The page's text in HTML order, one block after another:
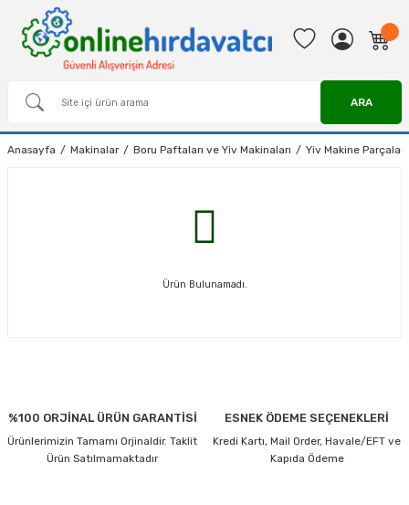
ARA
Anasayfa Makinalar Boru Paftaları ve Yiv Makinaları Yiv Makine Parçaları
Ürün Bulunamadı.
%100 ORJİNAL ÜRÜN GARANTİSİ
Ürünlerimizin Tamamı Orjinaldir. Taklit
Ürün Satılmamaktadır
ESNEK ÖDEME SEÇENEKLERİ
Kredi Kartı, Mail Order, Havale/EFT ve
Kapıda Ödeme